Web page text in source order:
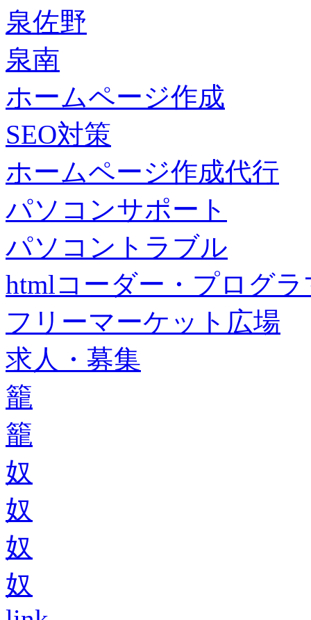
泉佐野
泉南
ホームページ作成
SEO対策
ホームページ作成代行
パソコンサポート
パソコントラブル
htmlコーダー・プログラ
フリーマーケット広場
求人・募集
籠
籠
奴
奴
奴
奴